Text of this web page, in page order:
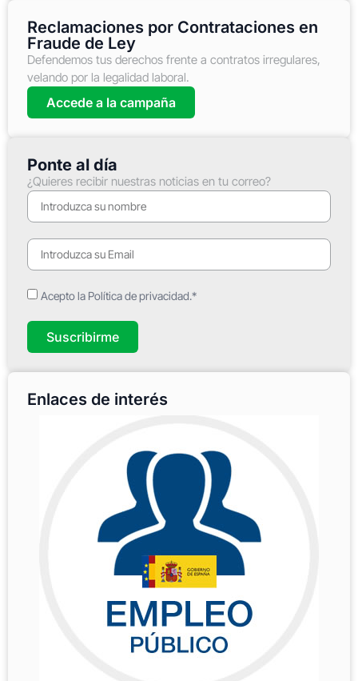
Reclamaciones por Contrataciones en
Fraude de Ley
Defendemos tus derechos frente a contratos irregulares,
velando por la legalidad laboral.
Accede a la campaña
Ponte al día
¿Quieres recibir nuestras noticias en tu correo?
Acepto la Política de privacidad.*
Suscribirme
Enlaces de interés